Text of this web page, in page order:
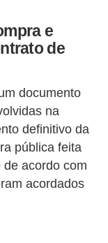
e
de
documento
na
definitivo da
pública feita
acordo com
acordados